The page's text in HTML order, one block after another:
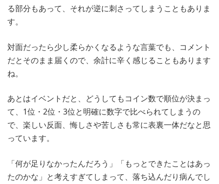
る部分もあって、それが逆に刺さってしまうこともありま
す。
対面だったら少し柔らかくなるような言葉でも、コメント
だとそのまま届くので、余計に辛く感じることもあります
ね。
あとはイベントだと、どうしてもコイン数で順位が決まっ
て、1位・2位・3位と明確に数字で比べられてしまうの
で、楽しい反面、悔しさや苦しさも常に表裏一体だなと思
っています。
「何が足りなかったんだろう」「もっとできたことはあっ
たのかな」と考えすぎてしまって、落ち込んだり病んでし